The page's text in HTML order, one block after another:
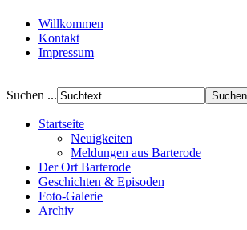
Willkommen
Kontakt
Impressum
Suchen ...
Startseite
Neuigkeiten
Meldungen aus Barterode
Der Ort Barterode
Geschichten & Episoden
Foto-Galerie
Archiv